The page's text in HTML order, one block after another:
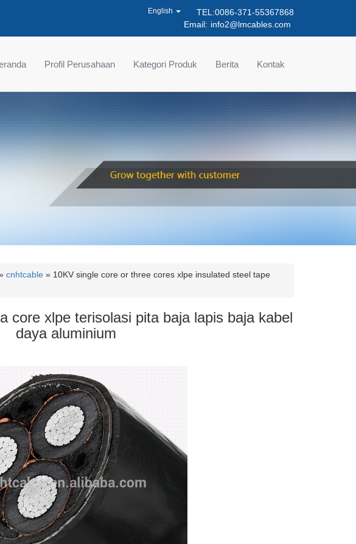
TEL:0086-371-55367868
Email: info2@lmcables.com
English
Profil Perusahaan Kategori Produk Berita Kontak
cnhtcable » 10KV single core or three cores xlpe insulated steel tape
core xlpe terisolasi pita baja lapis baja kabel
daya aluminium